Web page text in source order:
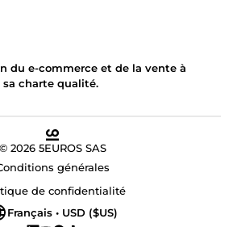
du e-commerce et de la vente à
charte qualité.
© 2026 5EUROS SAS
générales
de confidentialité
Français • USD ($US)